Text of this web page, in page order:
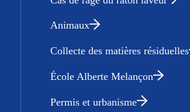
Animaux
Collecte des matières résiduelles
École Alberte Melançon
Permis et urbanisme